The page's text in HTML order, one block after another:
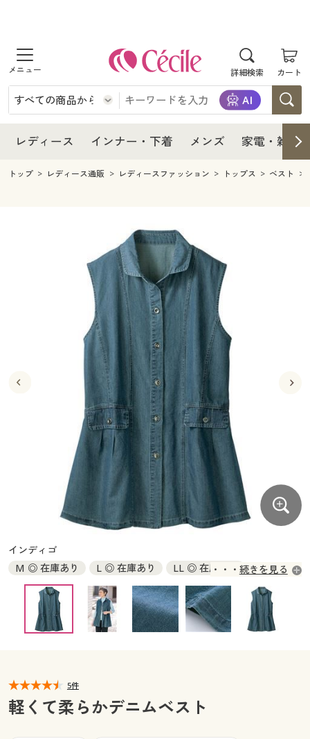
詳細検索 カート
商品を探す
レディース
レディースファッション
インナー・下着
インナー・下着通販すべて
ジュニア・ティーンズ下着
メンズ
キッチン・雑貨・日用品
寝具・インテリア・家具
寝具・インテリア・家具通販すべて
カーテン・ラグ・ファブリック
美容・健康通販すべて
美容・健康・サプリメント
制服・スクール
制服・スクールすべて
ジュニア・ティーンズ下着
大きいサイズ通販すべて
大きいサイズ レディース服
大きいサイズ レディース下着
大きいサイズ メンズ
大きいサイズ 事務・制服
バーゲンセール
シークレットセール
商品カテゴリ一覧
カタログ
カタログ・チラシからのご注文
デジタルカタログ
カタログ無料プレゼント
マイページ
レディース インナー・下着 メンズ 家電・雑貨
レディース
レディース通販すべて
レディースファッション
インナー・下着
インナー・下着通販すべて
ジュニア・ティーンズ下着
メンズ
キッチン・雑貨・日用品
寝具・インテリア・家具通販すべて
カーテン・ラグ・ファブリック
美容・健康通販すべて
美容・健康・サプリメント
制服・スクール
制服・スクールすべて
ジュニア・ティーンズ下着
大きいサイズ通販すべて
大きいサイズ レディース服
大きいサイズ レディース下着
大きいサイズ メンズ
大きいサイズ 事務・制服
バーゲンセール
シークレットセール
商品カテゴリ一覧
カタログ・チラシからのご注文
カタログ無料プレゼント
会員メニュー
閲覧履歴
トップ レディース通販 レディースファッション トップス ベスト
インディゴ
M ◎ 在庫あり
L ◎ 在庫あり
LL ◎ 在庫あり
3L ◎ 在庫あり
続きを見る
5件
軽くて柔らかデニムベスト